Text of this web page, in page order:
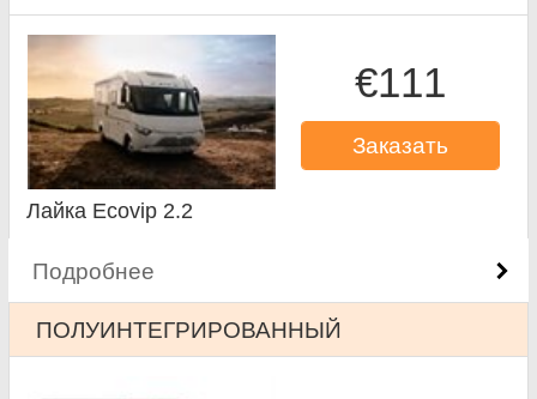
€111
Заказать
Лайка Ecovip 2.2
Подробнее
ПОЛУИНТЕГРИРОВАННЫЙ